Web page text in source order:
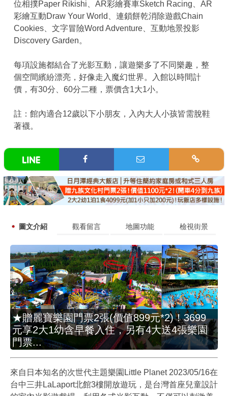
位相撲Paper Rikishi、AR彩繪賽車Sketch Racing、AR
彩繪互動Draw Your World、連鎖餅乾消除遊戲Chain
Cookies、文字冒險Word Adventure、互動地景投影
Discovery Garden。
每項設施都結合了光影互動，讓遊樂多了不同樂趣，整
個空間繽紛漂亮，好像走入魔幻世界。入館以時間計
價，有30分、60分二種，票價含1大1小。
註：館內適合12歲以下小朋友，入內大人小孩皆需脫鞋
著襪。
圖文介紹 觀看留言 地圖功能 檢視街景
★贈麗寶樂園門票2張(價值899元*2)！3699
元享2大1幼含早餐入住，另有4大送4張樂園
門票...
來自日本知名的次世代主題樂園Little Planet 2023/05/16在
台中三井LaLaport北館3樓開放遊玩，是台灣首座兒童設計